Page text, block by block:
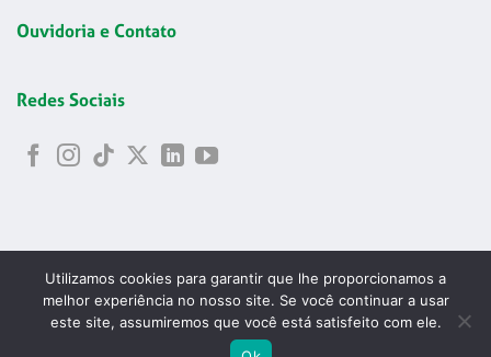
Ouvidoria e Contato
Redes Sociais
Copyright 2026 © Codelapa | 2024 Confederação Brasileira de
Utilizamos cookies para garantir que lhe proporcionamos a
melhor experiência no nosso site. Se você continuar a usar
este site, assumiremos que você está satisfeito com ele.